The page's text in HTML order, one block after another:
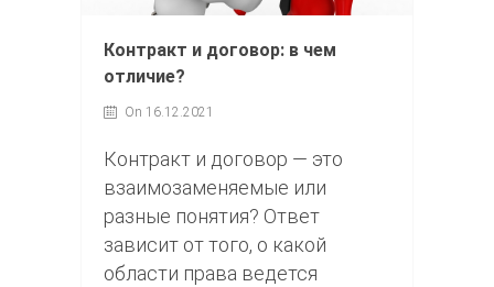
Контракт и договор: в чем
отличие?
On 16.12.2021
Контракт и договор — это
взаимозаменяемые или
разные понятия? Ответ
зависит от того, о какой
области права ведется